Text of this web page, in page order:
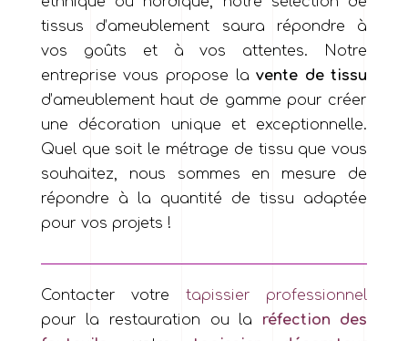
tissus d’ameublement saura répondre à
vos goûts et à vos attentes. Notre
entreprise vous propose lavente de tissu
d’ameublement haut de gamme pour créer
une décoration unique et exceptionnelle.
Quel que soit le métrage de tissu que vous
souhaitez, nous sommes en mesure de
répondre à la quantité de tissu adaptée
pour vos projets !
Contacter votre tapissier professionnel
pour la restauration ou la réfection des